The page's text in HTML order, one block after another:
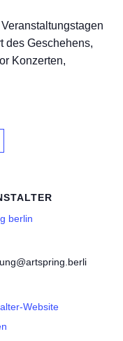
des Geschehens,
Konzerten,
berlin
Website